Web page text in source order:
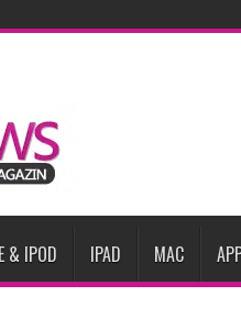
2026 um 20 Prozent steigen
das Top-Modell
vermutete AirPods mit Kameras
& IPOD IPAD MAC